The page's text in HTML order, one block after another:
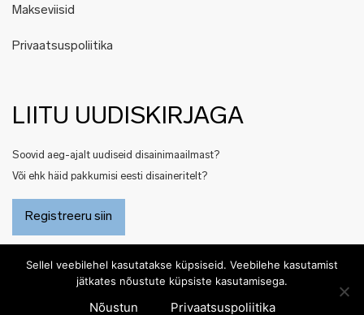
Makseviisid
Privaatsuspoliitika
LIITU UUDISKIRJAGA
Soovid aeg-ajalt uudiseid disainimaailmast?
Või ehk häid pakkumisi eesti disaineritelt?
Registreeru siin
Sellel veebilehel kasutatakse küpsiseid. Veebilehe kasutamist
jätkates nõustute küpsiste kasutamisega.
Nõustun Privaatsuspoliitika